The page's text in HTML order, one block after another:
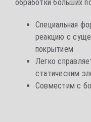
обработки больших
Специальная
реакцию с
покрытием
Легко
статическим
Совместим с